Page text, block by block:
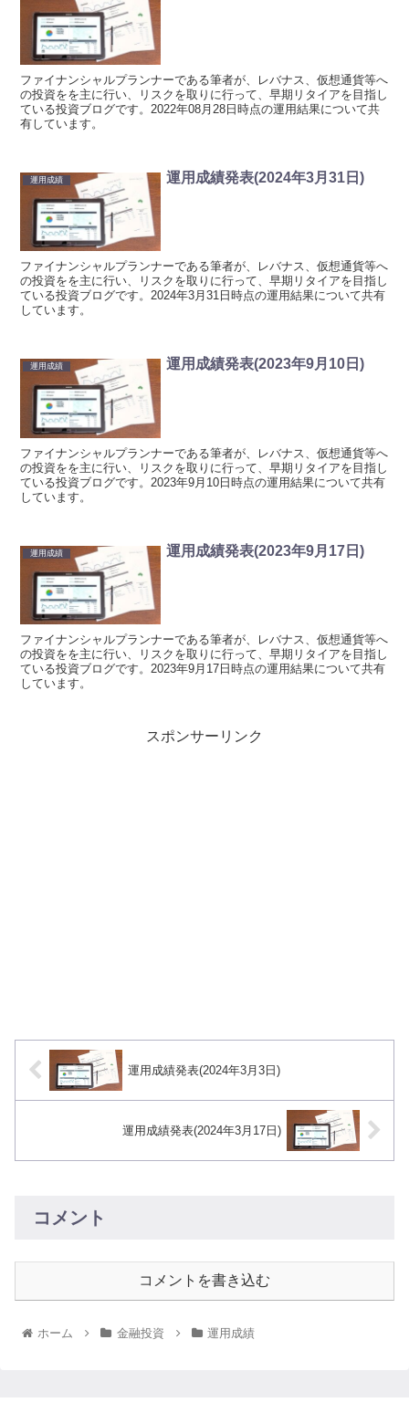
ファイナンシャルプランナーである筆者が、レバナス、仮想通貨等へ
の投資をを主に行い、リスクを取りに行って、早期リタイアを目指し
ている投資ブログです。2022年08月28日時点の運用結果について共
有しています。
運用成績 運用成績発表(2024年3月31日)
ファイナンシャルプランナーである筆者が、レバナス、仮想通貨等へ
の投資をを主に行い、リスクを取りに行って、早期リタイアを目指し
ている投資ブログです。2024年3月31日時点の運用結果について共有
しています。
運用成績 運用成績発表(2023年9月10日)
ファイナンシャルプランナーである筆者が、レバナス、仮想通貨等へ
の投資をを主に行い、リスクを取りに行って、早期リタイアを目指し
ている投資ブログです。2023年9月10日時点の運用結果について共有
しています。
運用成績 運用成績発表(2023年9月17日)
ファイナンシャルプランナーである筆者が、レバナス、仮想通貨等へ
の投資をを主に行い、リスクを取りに行って、早期リタイアを目指し
ている投資ブログです。2023年9月17日時点の運用結果について共有
しています。
スポンサーリンク
運用成績発表(2024年3月3日)
運用成績発表(2024年3月17日)
コメント
コメントを書き込む
ホーム 金融投資 運用成績